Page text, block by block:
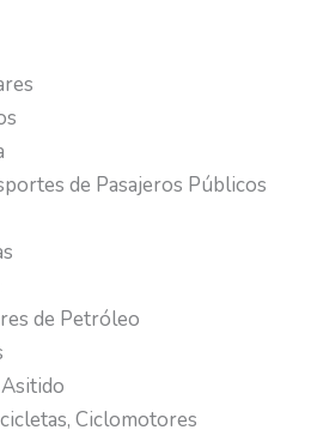
de Pasajeros Públicos
de Petróleo
Pedal Asitido
Ciclomotores